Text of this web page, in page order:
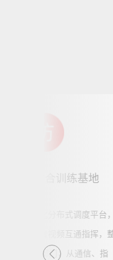
人防综合训练基地
科技网络化分布式调度平台，
两级网络音视频互通指挥，
多个指挥部门，从通信、指